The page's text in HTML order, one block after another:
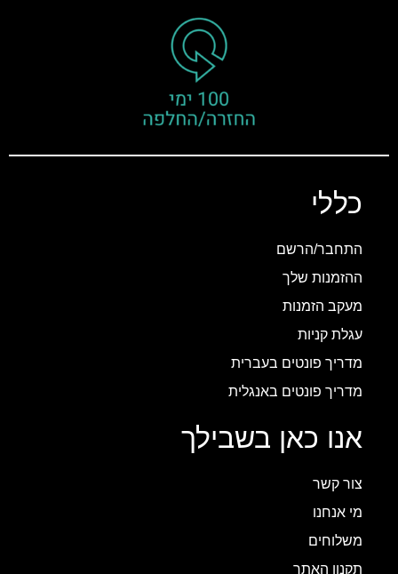
כללי
התחבר/הרשם
ההזמנות שלך
מעקב הזמנות
עגלת קניות
מדריך פונטים בעברית
מדריך פונטים באנגלית
אנו כאן בשבילך
צור קשר
מי אנחנו
משלוחים
תקנון האתר